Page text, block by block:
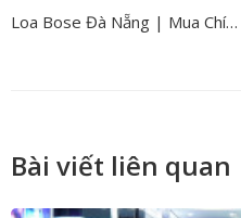
Loa Bose Đà Nẵng | Mua Chính Hãng, Giá Tốt Tại Anh Đức Digital
Bài viết liên quan